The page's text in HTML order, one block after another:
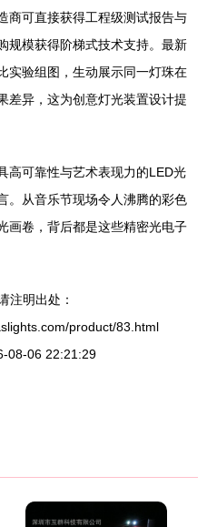
商可直接获得工程级测试报告与
规模获得阶梯式技术支持。最新
实验组图，生动展示同一灯珠在
差异，这为创意灯光装置设计提
高可靠性与艺术表现力的LED光
。从音乐节现场令人沸腾的彩色
画卷，背后都是这些精密光电子
注明出处：
product/83.html
08-06 22:21:29